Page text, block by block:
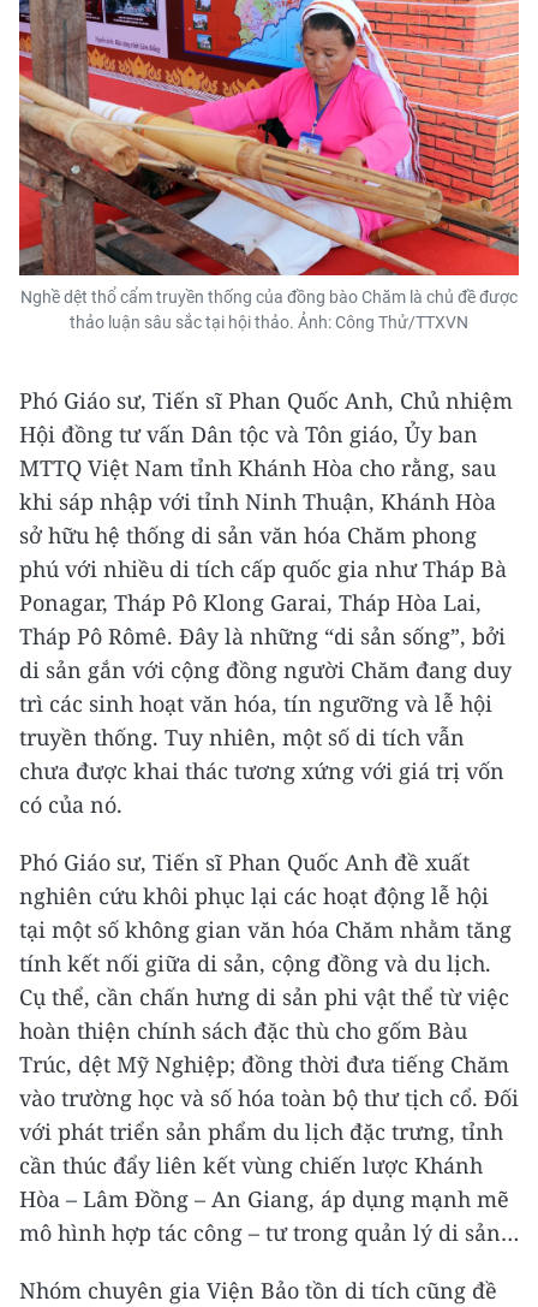
Nghề dệt thổ cẩm truyền thống của đồng bào Chăm là chủ đề được
thảo luận sâu sắc tại hội thảo. Ảnh: Công Thử/TTXVN
Phó Giáo sư, Tiến sĩ Phan Quốc Anh, Chủ nhiệm
Hội đồng tư vấn Dân tộc và Tôn giáo, Ủy ban
MTTQ Việt Nam tỉnh Khánh Hòa cho rằng, sau
khi sáp nhập với tỉnh Ninh Thuận, Khánh Hòa
sở hữu hệ thống di sản văn hóa Chăm phong
phú với nhiều di tích cấp quốc gia như Tháp Bà
Ponagar, Tháp Pô Klong Garai, Tháp Hòa Lai,
Tháp Pô Rômê. Đây là những “di sản sống”, bởi
di sản gắn với cộng đồng người Chăm đang duy
trì các sinh hoạt văn hóa, tín ngưỡng và lễ hội
truyền thống. Tuy nhiên, một số di tích vẫn
chưa được khai thác tương xứng với giá trị vốn
có của nó.
Phó Giáo sư, Tiến sĩ Phan Quốc Anh đề xuất
nghiên cứu khôi phục lại các hoạt động lễ hội
tại một số không gian văn hóa Chăm nhằm tăng
tính kết nối giữa di sản, cộng đồng và du lịch.
Cụ thể, cần chấn hưng di sản phi vật thể từ việc
hoàn thiện chính sách đặc thù cho gốm Bàu
Trúc, dệt Mỹ Nghiệp; đồng thời đưa tiếng Chăm
vào trường học và số hóa toàn bộ thư tịch cổ. Đối
với phát triển sản phẩm du lịch đặc trưng, tỉnh
cần thúc đẩy liên kết vùng chiến lược Khánh
Hòa – Lâm Đồng – An Giang, áp dụng mạnh mẽ
mô hình hợp tác công – tư trong quản lý di sản…
Nhóm chuyên gia Viện Bảo tồn di tích cũng đề